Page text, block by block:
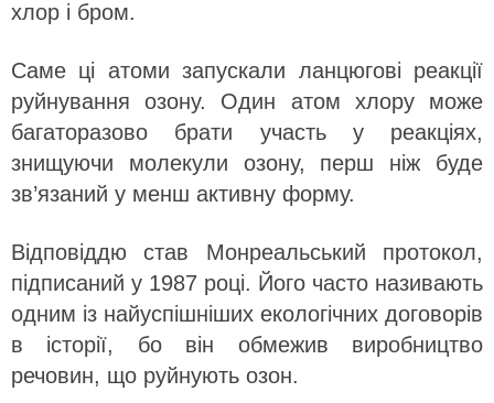
хлор і бром.
Саме ці атоми запускали ланцюгові реакції
руйнування озону. Один атом хлору може
багаторазово брати участь у реакціях,
знищуючи молекули озону, перш ніж буде
зв’язаний у менш активну форму.
Відповіддю став Монреальський протокол,
підписаний у 1987 році. Його часто називають
одним із найуспішніших екологічних договорів
в історії, бо він обмежив виробництво
речовин, що руйнують озон.